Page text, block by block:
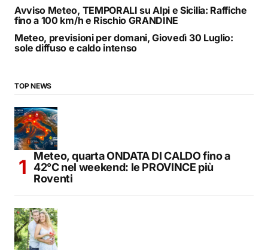
Avviso Meteo, TEMPORALI su Alpi e Sicilia: Raffiche
fino a 100 km/h e Rischio GRANDINE
Meteo, previsioni per domani, Giovedì 30 Luglio:
sole diffuso e caldo intenso
TOP NEWS
Meteo, quarta ONDATA DI CALDO fino a
42°C nel weekend: le PROVINCE più
Roventi